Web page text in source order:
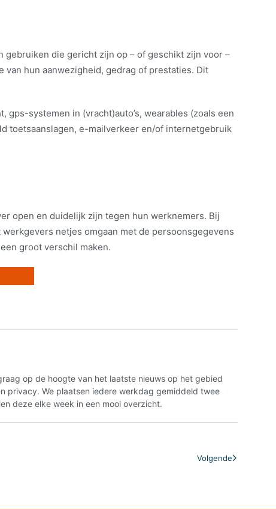
gebruiken die gericht zijn op – of geschikt zijn voor –
hun aanwezigheid, gedrag of prestaties. Dit
gps-systemen in (vracht)auto’s, wearables (zoals een
toetsaanslagen, e-mailverkeer en/of internetgebruik
open en duidelijk zijn tegen hun werknemers. Bij
netjes omgaan met de persoonsgegevens
groot verschil maken.
op de hoogte van het laatste nieuws op het gebied
privacy. We plaatsen iedere werkdag gemiddeld twee
deze elke week in een mooi overzicht.
Volgende